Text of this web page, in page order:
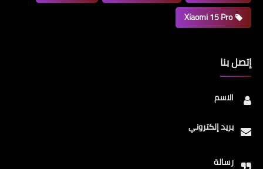
Xiaomi 15 Pro
إتصل بنا
الاسم
بريد إلكتروني
رسالة